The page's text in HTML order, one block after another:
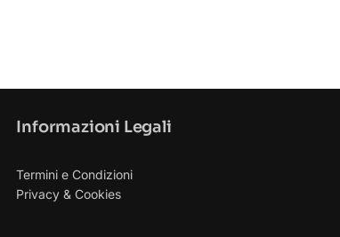
Informazioni Legali
Termini e Condizioni
Privacy & Cookies